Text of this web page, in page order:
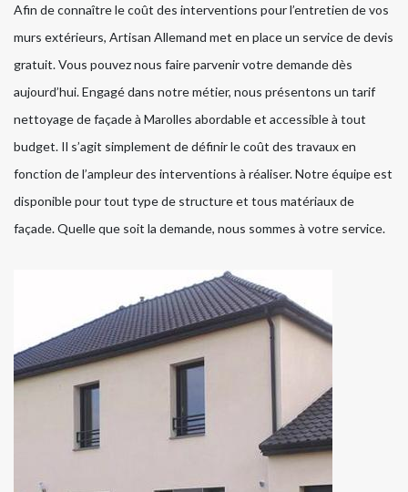
Afin de connaître le coût des interventions pour l’entretien de vos
murs extérieurs, Artisan Allemand met en place un service de devis
gratuit. Vous pouvez nous faire parvenir votre demande dès
aujourd’hui. Engagé dans notre métier, nous présentons un tarif
nettoyage de façade à Marolles abordable et accessible à tout
budget. Il s’agit simplement de définir le coût des travaux en
fonction de l’ampleur des interventions à réaliser. Notre équipe est
disponible pour tout type de structure et tous matériaux de
façade. Quelle que soit la demande, nous sommes à votre service.